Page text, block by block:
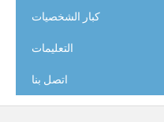
كبار الشخصيات
التعليمات
اتصل بنا